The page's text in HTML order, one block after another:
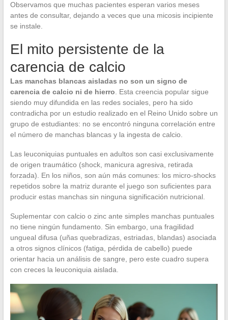
Observamos que muchas pacientes esperan varios meses
antes de consultar, dejando a veces que una micosis incipiente
se instale.
El mito persistente de la
carencia de calcio
Las manchas blancas aisladas no son un signo de
carencia de calcio ni de hierro . Esta creencia popular sigue
siendo muy difundida en las redes sociales, pero ha sido
contradicha por un estudio realizado en el Reino Unido sobre un
grupo de estudiantes: no se encontró ninguna correlación entre
el número de manchas blancas y la ingesta de calcio.
Las leuconiquias puntuales en adultos son casi exclusivamente
de origen traumático (shock, manicura agresiva, retirada
forzada). En los niños, son aún más comunes: los micro-shocks
repetidos sobre la matriz durante el juego son suficientes para
producir estas manchas sin ninguna significación nutricional.
Suplementar con calcio o zinc ante simples manchas puntuales
no tiene ningún fundamento. Sin embargo, una fragilidad
ungueal difusa (uñas quebradizas, estriadas, blandas) asociada
a otros signos clínicos (fatiga, pérdida de cabello) puede
orientar hacia un análisis de sangre, pero este cuadro supera
con creces la leuconiquia aislada.